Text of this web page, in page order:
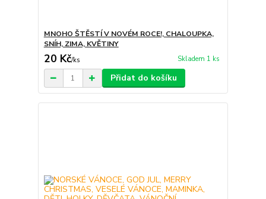
MNOHO ŠTĚSTÍ V NOVÉM ROCE!, CHALOUPKA,
SNÍH, ZIMA, KVĚTINY
20 Kč/ks Skladem 1 ks
Přidat do košíku